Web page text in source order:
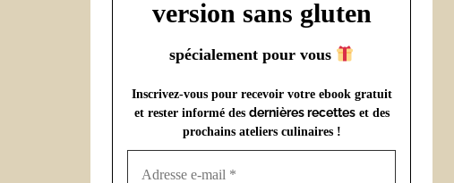
version sans gluten
spécialement pour vous
Inscrivez-vous pour recevoir votre ebook gratuit
et rester informé des dernières recettes et des
prochains ateliers culinaires !